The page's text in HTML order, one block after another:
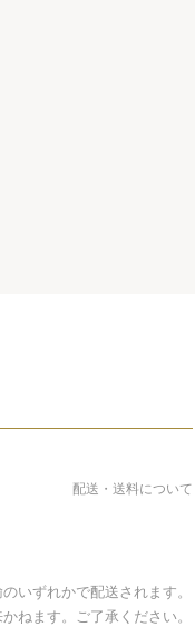
配送・送料について
いずれかで配送されます。
ねます。ご了承ください。